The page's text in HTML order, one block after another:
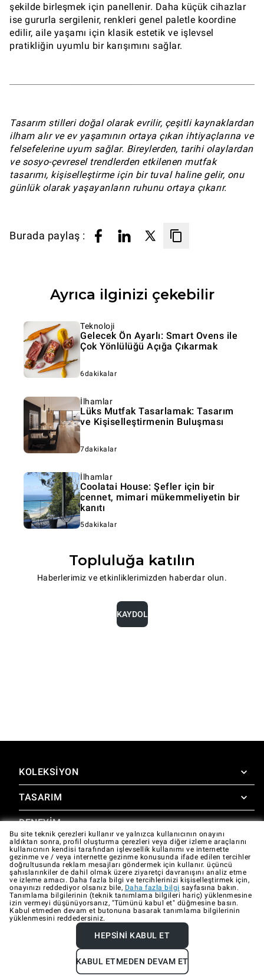
şekilde birleşmek için panellenir. Daha küçük cihazlar
ise gururla sergilenir, renkleri genel paletle koordine
edilir, aile yaşamı için klasik estetik ve işlevsel
pratikliğin uyumlu bir karışımını sağlar.
Tasarım stilleri doğal olarak evrilir, çeşitli kaynaklardan
ilham alır ve ev yaşamının ortaya çıkan ihtiyaçlarına ve
felsefelerine uyum sağlar. Bireylerden, tarihi olaylardan
ve sosyo-çevresel trendlerden etkilenen mutfak
tasarımı, kişiselleştirme için bir tuval haline gelir, onu
günlük olarak yaşayanların ruhunu ortaya çıkarır.
Burada paylaş :
Ayrıca ilginizi çekebilir
Teknoloji
Gelecek Ön Ayarlı: Smart Ovens ile
Çok Yönlülüğü Açığa Çıkarmak
6dakikalar
İlhamlar
Lüks Mutfak Tasarlamak: Tasarım
ve Kişiselleştirmenin Buluşması
7dakikalar
İlhamlar
Coolatai House: Şefler için bir
cennet, mimari mükemmeliyetin bir
kanıtı
5dakikalar
Topluluğa katılın
Haberlerimiz ve etkinliklerimizden haberdar olun.
KAYDOL
KOLEKSIYON
SuperOven
Aksesuarlar
TASARIM
Design Lounge
İndirilebilir kaynaklar
Galeri
DENEYIM
SuperOven Deneyimi
Unox Casa App
DESTEK
Garanti
Teknik destek
İletişim
Company data Cookie policy
Bu site teknik çerezleri kullanır ve yalnızca kullanıcının onayını
aldıktan sonra, profil oluşturma çerezleri veya diğer izleme araçlarını
kullanıcının kendisi tarafından işlevsellik kullanımı ve internette
gezinme ve / veya internette gezinme konusunda ifade edilen tercihler
doğrultusunda reklam mesajları göndermek için kullanır. üçüncü
şahıslarınkiler de dahil olmak üzere ziyaretçi davranışını analiz etme
ve izleme amacı. Daha fazla bilgi ve tercihlerinizi kişiselleştirmek için,
onayınızı reddediyor olsanız bile, Daha fazla bilgi sayfasına bakın.
Tanımlama bilgilerinin (teknik tanımlama bilgileri hariç) yüklenmesine
izin vermeyi düşünüyorsanız, "Tümünü kabul et" düğmesine basın.
Kabul etmeden devam et butonuna basarak tanımlama bilgilerinin
yüklenmesini reddedersiniz.
HEPSINI KABUL ET
KABUL ETMEDEN DEVAM ET